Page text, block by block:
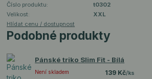
Číslo produktu:
t0302
Velikost:
XXL
Hlídat cenu / dostupnost
Podobné produkty
Pánské triko Slim Fit - Bílá
139 Kč/ks
Není skladem